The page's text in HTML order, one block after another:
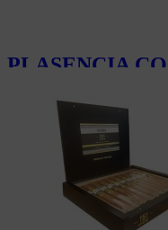
PLASENCIA
169.00 CHF